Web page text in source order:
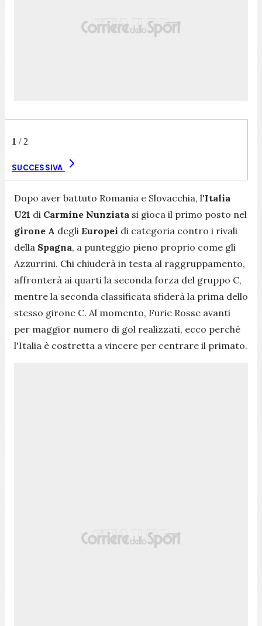
1 / 2
SUCCESSIVA
Dopo aver battuto Romania e Slovacchia, l'Italia
U21 di Carmine Nunziata si gioca il primo posto nel
girone A degli Europei di categoria contro i rivali
della Spagna, a punteggio pieno proprio come gli
Azzurrini. Chi chiuderà in testa al raggruppamento,
affronterà ai quarti la seconda forza del gruppo C,
mentre la seconda classificata sfiderà la prima dello
stesso girone C. Al momento, Furie Rosse avanti
per maggior numero di gol realizzati, ecco perché
l'Italia è costretta a vincere per centrare il primato.